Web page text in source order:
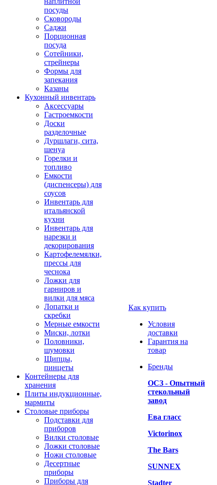
посуды
Сковороды
Саджи
Порционная
посуда
Сотейники,
стрейнеры
Формы для
запекания
Казаны
Кухонный инвентарь
Аксессуары
Гастроемкости
Доски
разделочные
Дуршлаги, сита,
шенуа
Горелки и
топливо
Емкости
(диспенсеры) для
соусов
Инвентарь для
итальянской
кухни
Инвентарь для
нарезки и
декорирования
Картофелемялки,
прессы для
чеснока
Ложки для
гарниров и
вилки для мяса
Лопатки и
скребки
Мерные емкости
Миски, лотки
Половники,
шумовки
Щипцы,
пинцеты
Контейнеры для
хранения
Плиты индукционные,
мармиты
Столовые приборы
Подставки для
приборов
Вилки столовые
Ложки столовые
Ножи столовые
Десертные
приборы
Приборы для
Как купить
Условия
доставки
Гарантия на
товар
Бренды
ОСЗ - Опытный
стекольный
завод
Ева гласс
Victorinox
The Bars
SUNNEX
Stadter